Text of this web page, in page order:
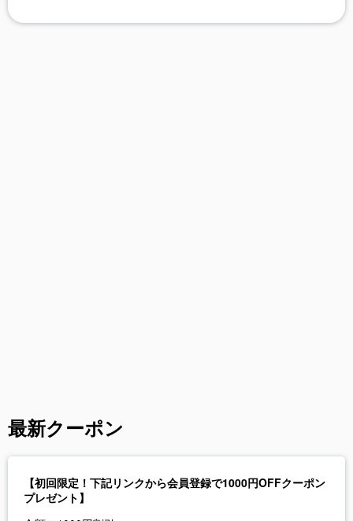
最新クーポン
【初回限定！下記リンクから会員登録で1000円OFFクーポン
プレゼント】